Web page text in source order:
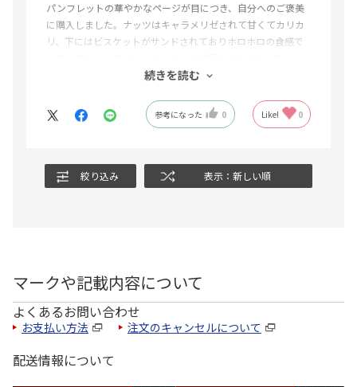
パンフレットの華やかなページが目につき、自分へのご褒美
に購入しました。ナッツはキャラメリゼされて甘くてカリカ
リ、下にはビスケットがサンドされておりホロホロの食感で
あります。コーヒーにもぴったりです。
続きを読む
参考になった 0 Like! 0
絞り込み 表示：新しい順
マークや記載内容について
よくあるお問い合わせ
お支払い方法 注文のキャンセルについて
配送情報について